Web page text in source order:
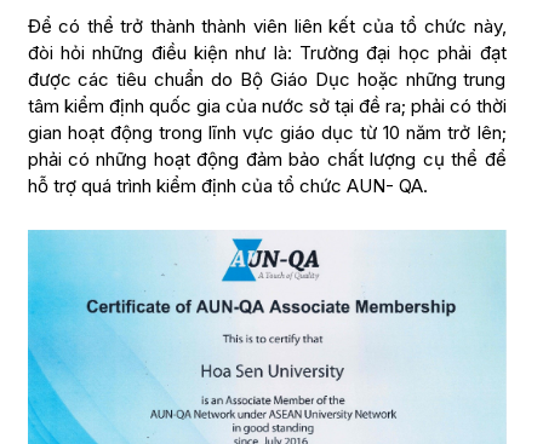
Để có thể trở thành thành viên liên kết của tổ chức này,
đòi hỏi những điều kiện như là: Trường đại học phải đạt
được các tiêu chuẩn do Bộ Giáo Dục hoặc những trung
tâm kiểm định quốc gia của nước sở tại đề ra; phải có thời
gian hoạt động trong lĩnh vực giáo dục từ 10 năm trở lên;
phải có những hoạt động đảm bảo chất lượng cụ thể để
hỗ trợ quá trình kiểm định của tổ chức AUN- QA.